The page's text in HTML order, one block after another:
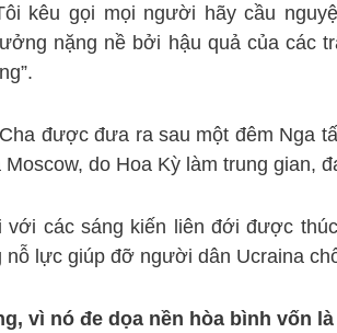
kêu gọi mọi người hãy cầu
nặng nề bởi hậu quả của các
được đưa ra sau một đêm Nga
do Hoa Kỳ làm trung gian,
các sáng kiến ​​liên đới được
lực giúp đỡ người dân Ucraina
vì nó đe dọa nền hòa bình vốn